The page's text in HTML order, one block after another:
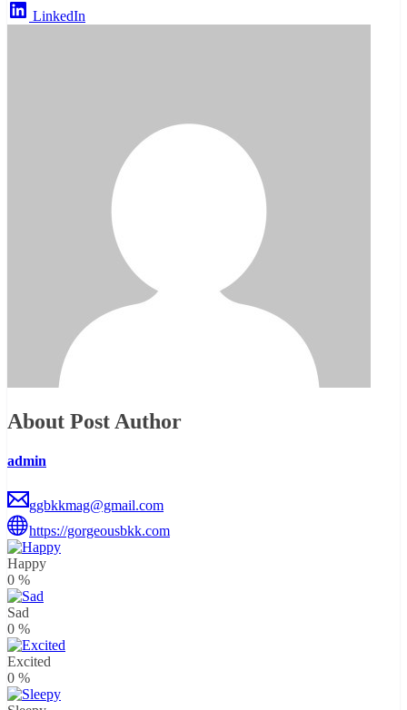
LinkedIn
About Post Author
admin
ggbkkmag@gmail.com
https://gorgeousbkk.com
Happy
0 %
Sad
0 %
Excited
0 %